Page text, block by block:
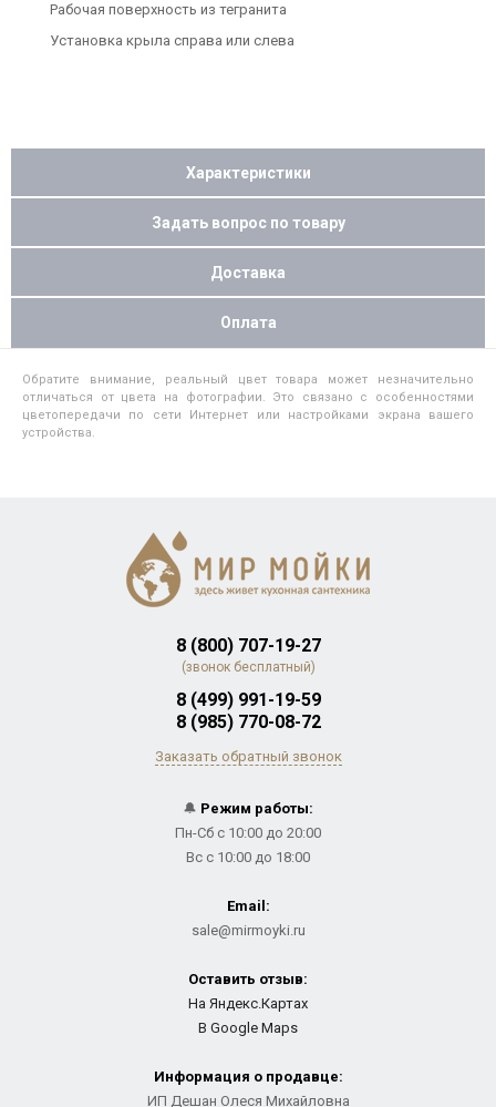
Рабочая поверхность из тегранита
Установка крыла справа или слева
Характеристики
Задать вопрос по товару
Доставка
Оплата
Обратите внимание, реальный цвет товара может незначительно
отличаться от цвета на фотографии. Это связано с особенностями
цветопередачи по сети Интернет или настройками экрана вашего
устройства.
8 (800) 707-19-27
(звонок бесплатный)
8 (499) 991-19-59
8 (985) 770-08-72
Заказать обратный звонок
🔔 Режим работы:
Пн-Сб с 10:00 до 20:00
Вс с 10:00 до 18:00
Email:
sale@mirmoyki.ru
Оставить отзыв:
На Яндекс.Картах
В Google Maps
Информация о продавце:
ИП Дешан Олеся Михайловна